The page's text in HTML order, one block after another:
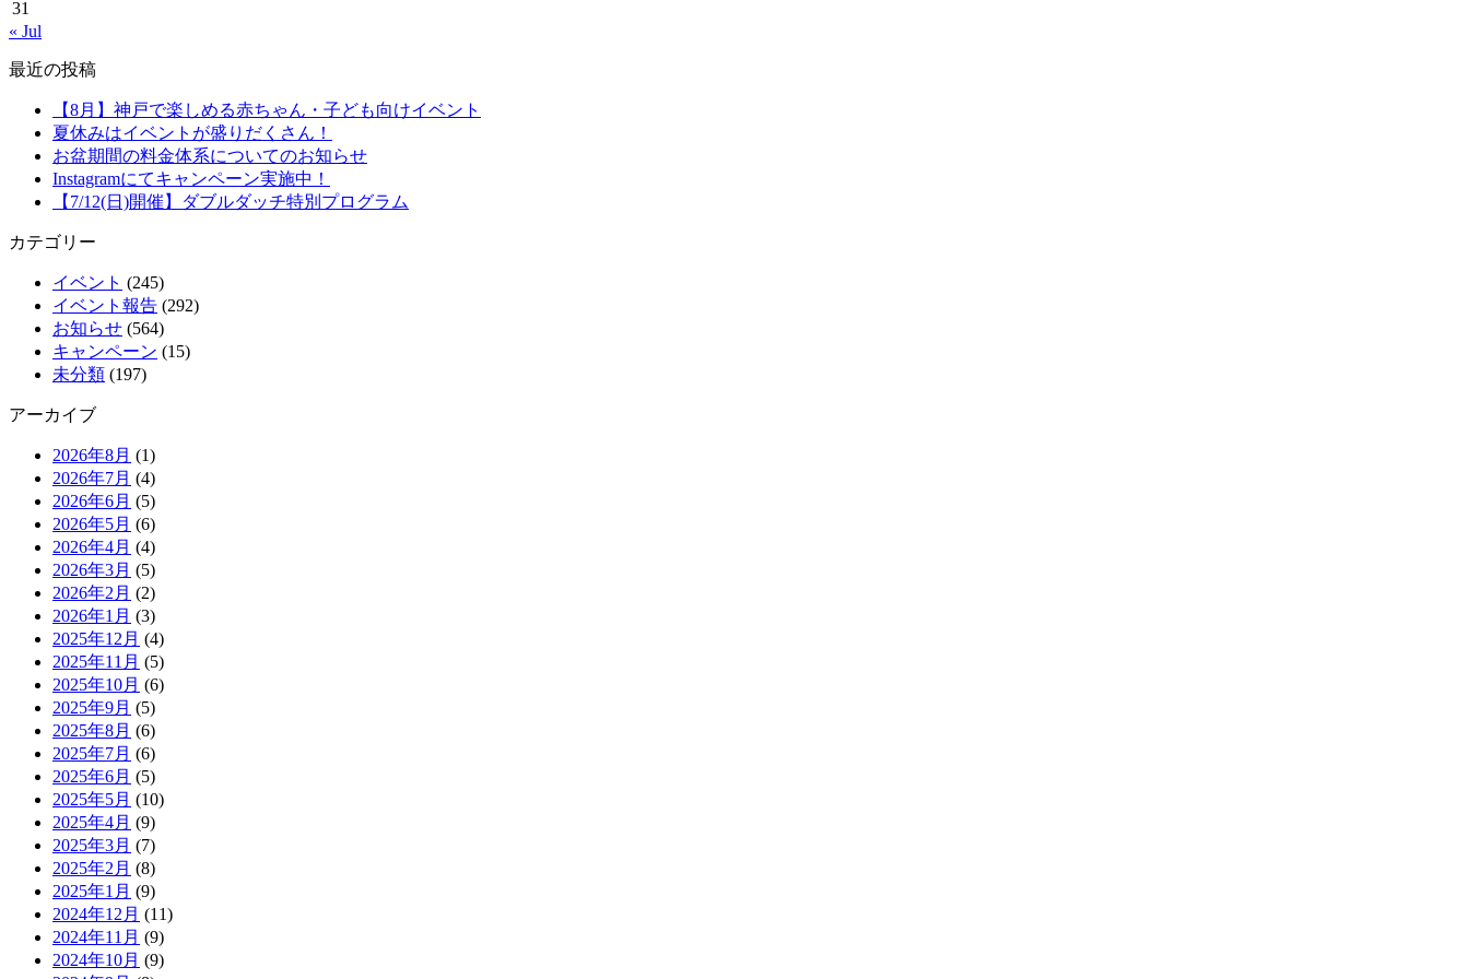
31
« Jul
最近の投稿
【8月】神戸で楽しめる赤ちゃん・子ども向けイベント
夏休みはイベントが盛りだくさん！
お盆期間の料金体系についてのお知らせ
Instagramにてキャンペーン実施中！
【7/12(日)開催】ダブルダッチ特別プログラム
カテゴリー
イベント (245)
イベント報告 (292)
お知らせ (564)
キャンペーン (15)
未分類 (197)
アーカイブ
2026年8月 (1)
2026年7月 (4)
2026年6月 (5)
2026年5月 (6)
2026年4月 (4)
2026年3月 (5)
2026年2月 (2)
2026年1月 (3)
2025年12月 (4)
2025年11月 (5)
2025年10月 (6)
2025年9月 (5)
2025年8月 (6)
2025年7月 (6)
2025年6月 (5)
2025年5月 (10)
2025年4月 (9)
2025年3月 (7)
2025年2月 (8)
2025年1月 (9)
2024年12月 (11)
2024年11月 (9)
2024年10月 (9)